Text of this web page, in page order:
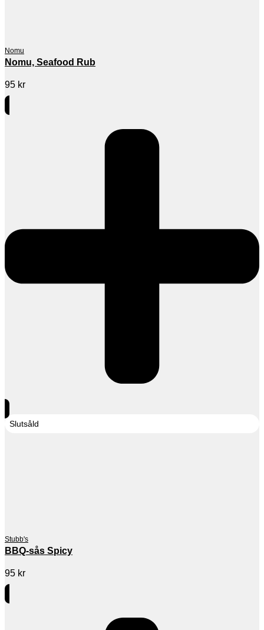
Nomu
Nomu, Seafood Rub
95 kr
Slutsåld
Stubb's
BBQ-sås Spicy
95 kr